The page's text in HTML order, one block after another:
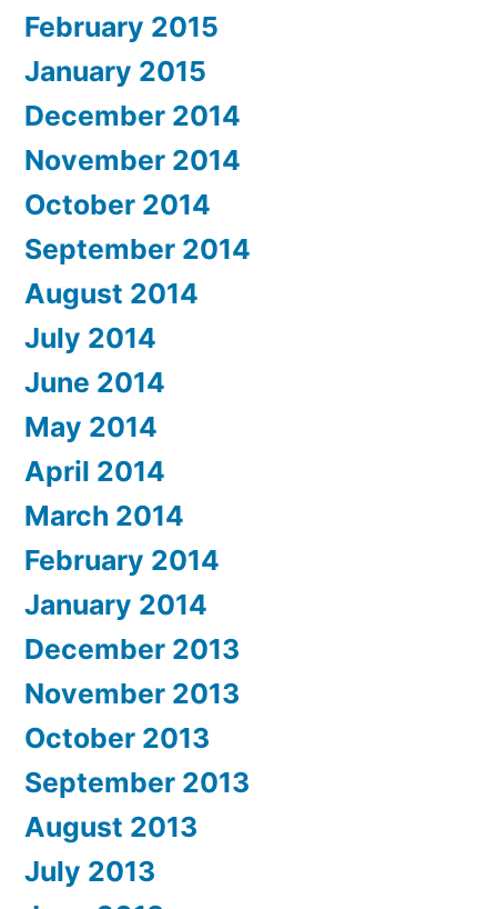
February 2015
January 2015
December 2014
November 2014
October 2014
September 2014
August 2014
July 2014
June 2014
May 2014
April 2014
March 2014
February 2014
January 2014
December 2013
November 2013
October 2013
September 2013
August 2013
July 2013